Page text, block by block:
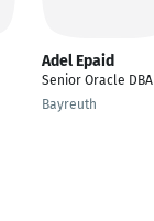
Adel Epaid
Senior Oracle DBA
Bayreuth